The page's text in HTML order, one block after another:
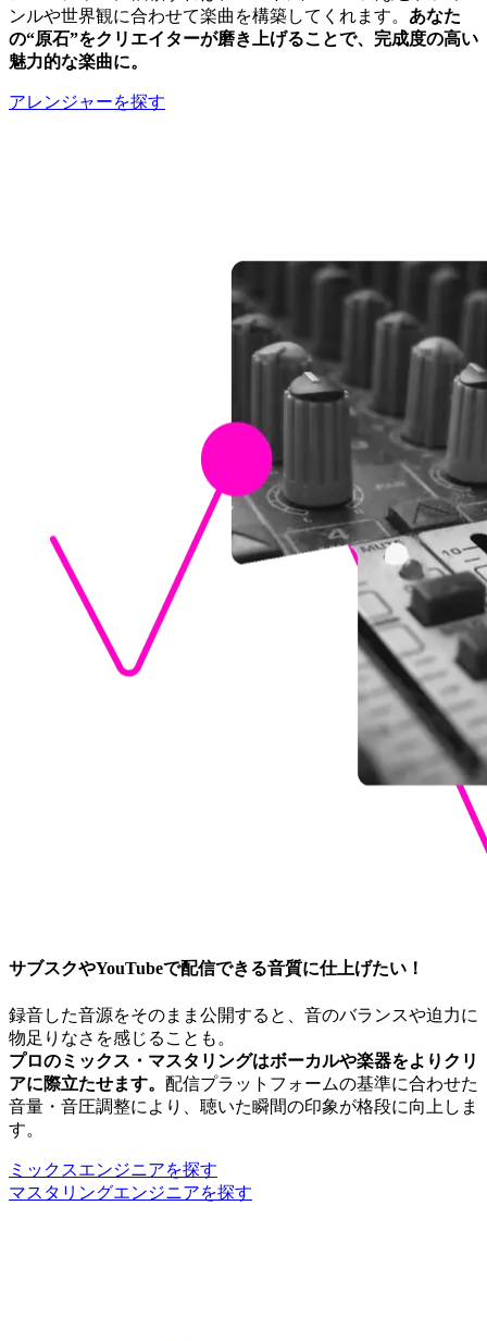
ンルや世界観に合わせて楽曲を構築してくれます。 あなた
の“原石”をクリエイターが磨き上げることで、完成度の高い
魅力的な楽曲に。
アレンジャーを探す
サブスクやYouTubeで配信できる音質に仕上げたい！
録音した音源をそのまま公開すると、音のバランスや迫力に
物足りなさを感じることも。
プロのミックス・マスタリングはボーカルや楽器をよりクリ
アに際立たせます。 配信プラットフォームの基準に合わせた
音量・音圧調整により、聴いた瞬間の印象が格段に向上しま
す。
ミックスエンジニアを探す
マスタリングエンジニアを探す